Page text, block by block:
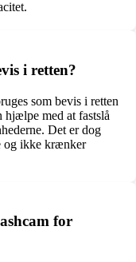
i retten?
som bevis i retten
med at fastslå
Det er dog
og ikke krænker
for